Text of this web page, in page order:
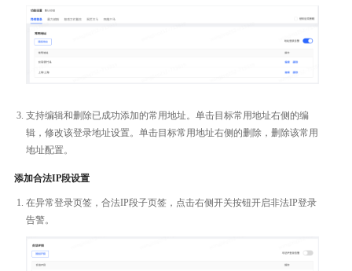
支持编辑和删除已成功添加的常用地址。单击目标常用地址右侧的编
辑，修改该登录地址设置。单击目标常用地址右侧的删除，删除该常用
地址配置。
添加合法IP段设置
在异常登录页签，合法IP段子页签，点击右侧开关按钮开启非法IP登录
告警。